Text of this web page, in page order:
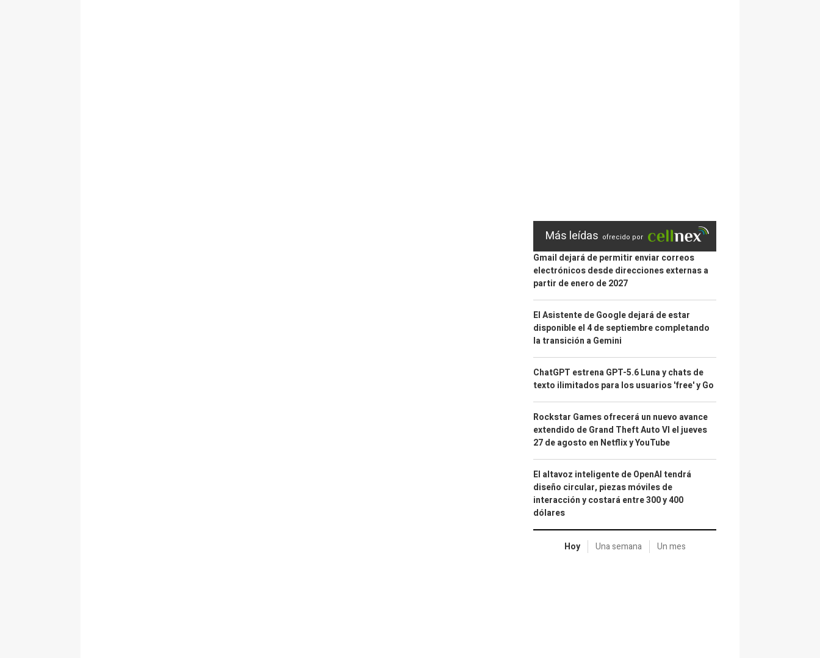
Más leídas ofrecido por
Gmail dejará de permitir enviar correos
electrónicos desde direcciones externas a
partir de enero de 2027
El Asistente de Google dejará de estar
disponible el 4 de septiembre completando
la transición a Gemini
ChatGPT estrena GPT-5.6 Luna y chats de
texto ilimitados para los usuarios 'free' y Go
Rockstar Games ofrecerá un nuevo avance
extendido de Grand Theft Auto VI el jueves
27 de agosto en Netflix y YouTube
El altavoz inteligente de OpenAI tendrá
diseño circular, piezas móviles de
interacción y costará entre 300 y 400
dólares
Hoy Una semana Un mes